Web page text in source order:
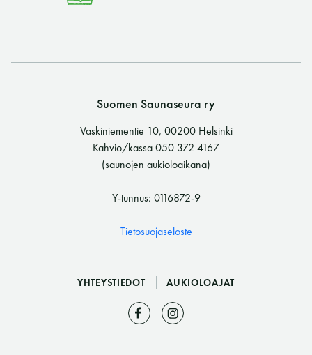
Suomen Saunaseura ry
Vaskiniementie 10, 00200 Helsinki
Kahvio/kassa 050 372 4167
(saunojen aukioloaikana)
Y-tunnus: 0116872-9
Tietosuojaseloste
YHTEYSTIEDOT AUKIOLOAJAT